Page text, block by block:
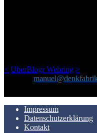
< UberBlogr Webring >
Impressum
Datenschutzerklärung
Kontakt